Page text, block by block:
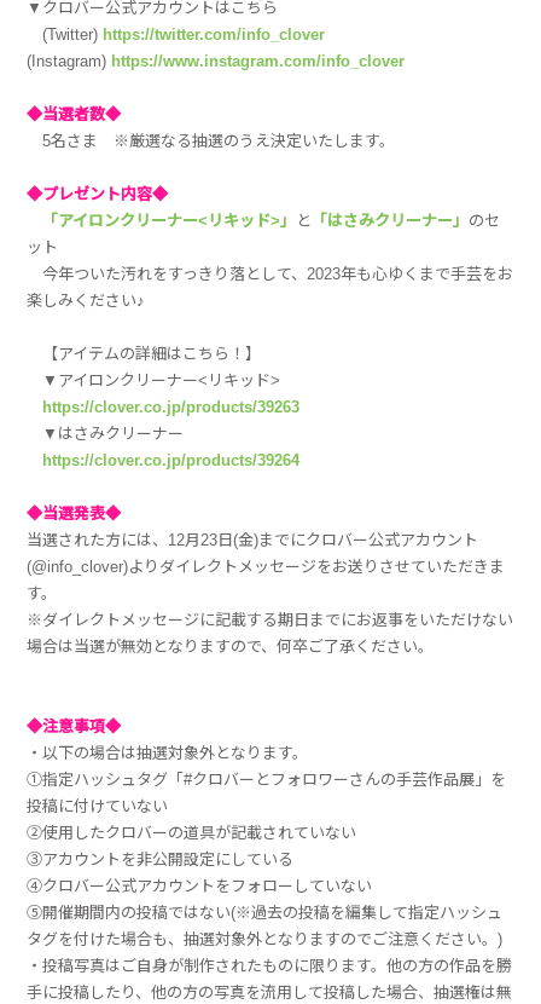
▼クロバー公式アカウントはこちら
(Twitter) https://twitter.com/info_clover
(Instagram) https://www.instagram.com/info_clover
◆当選者数◆
5名さま ※厳選なる抽選のうえ決定いたします。
◆プレゼント内容◆
「アイロンクリーナー<リキッド>」
と 「はさみクリーナー」 のセ
ット
今年ついた汚れをすっきり落として、2023年も心ゆくまで手芸をお
楽しみください♪
【アイテムの詳細はこちら！】
▼アイロンクリーナー<リキッド>
https://clover.co.jp/products/39263
▼はさみクリーナー
https://clover.co.jp/products/39264
◆当選発表◆
当選された方には、12月23日(金)までにクロバー公式アカウント
(@info_clover)よりダイレクトメッセージをお送りさせていただきま
す。
※ダイレクトメッセージに記載する期日までにお返事をいただけない
場合は当選が無効となりますので、何卒ご了承ください。
◆注意事項◆
・以下の場合は抽選対象外となります。
①指定ハッシュタグ「#クロバーとフォロワーさんの手芸作品展」を
投稿に付けていない
②使用したクロバーの道具が記載されていない
③アカウントを非公開設定にしている
④クロバー公式アカウントをフォローしていない
⑤開催期間内の投稿ではない(※過去の投稿を編集して指定ハッシュ
タグを付けた場合も、抽選対象外となりますのでご注意ください。)
・投稿写真はご自身が制作されたものに限ります。他の方の作品を勝
手に投稿したり、他の方の写真を流用して投稿した場合、抽選権は無